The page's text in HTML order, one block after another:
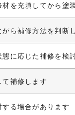
を充填してから塗
ら補修方法を判断
に応じた補修を検
て補修します
る場合があります